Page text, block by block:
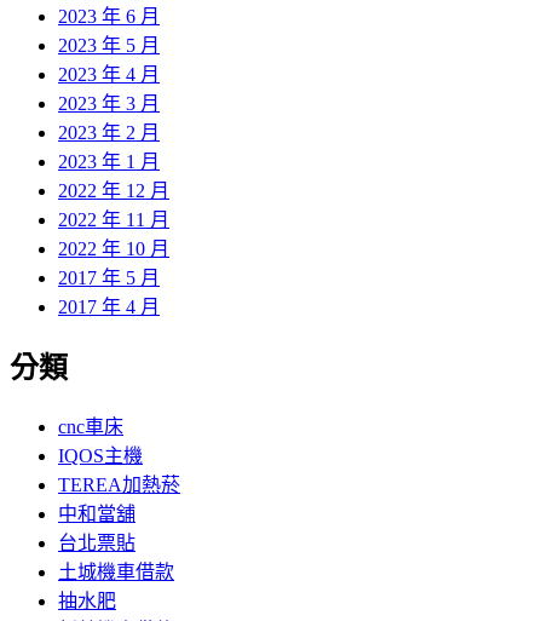
2023 年 6 月
2023 年 5 月
2023 年 4 月
2023 年 3 月
2023 年 2 月
2023 年 1 月
2022 年 12 月
2022 年 11 月
2022 年 10 月
2017 年 5 月
2017 年 4 月
分類
cnc車床
IQOS主機
TEREA加熱菸
中和當舖
台北票貼
土城機車借款
抽水肥